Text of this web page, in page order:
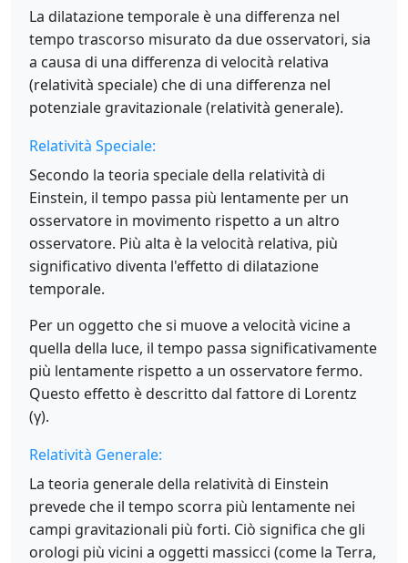
La dilatazione temporale è una differenza nel
tempo trascorso misurato da due osservatori, sia
a causa di una differenza di velocità relativa
(relatività speciale) che di una differenza nel
potenziale gravitazionale (relatività generale).
Relatività Speciale:
Secondo la teoria speciale della relatività di
Einstein, il tempo passa più lentamente per un
osservatore in movimento rispetto a un altro
osservatore. Più alta è la velocità relativa, più
significativo diventa l'effetto di dilatazione
temporale.
Per un oggetto che si muove a velocità vicine a
quella della luce, il tempo passa significativamente
più lentamente rispetto a un osservatore fermo.
Questo effetto è descritto dal fattore di Lorentz
(γ).
Relatività Generale:
La teoria generale della relatività di Einstein
prevede che il tempo scorra più lentamente nei
campi gravitazionali più forti. Ciò significa che gli
orologi più vicini a oggetti massicci (come la Terra,